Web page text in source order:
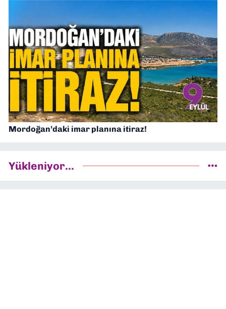
Mordoğan’daki imar planına itiraz!
Yükleniyor...